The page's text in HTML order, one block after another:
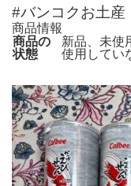
#バンコクお土産
商品情報
商品の
状態
新品、未使
使用してい